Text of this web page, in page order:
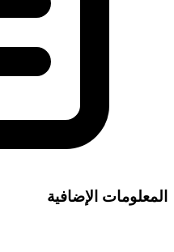
المعلومات الإضافية